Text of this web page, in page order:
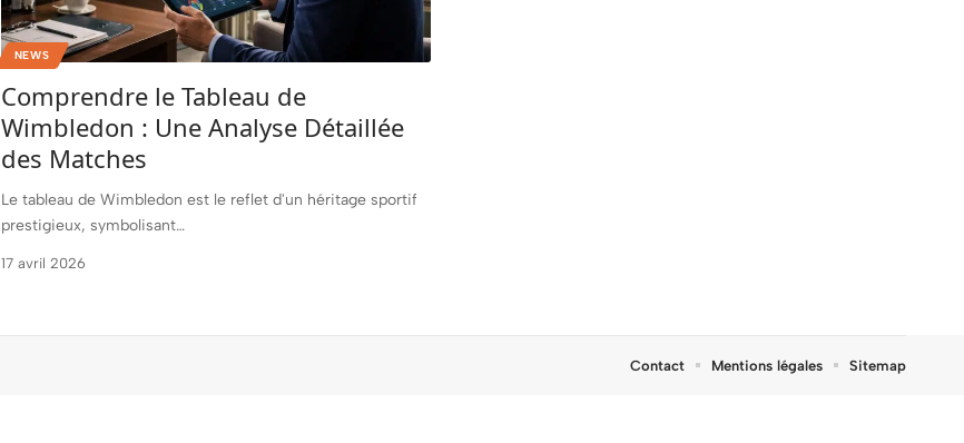
NEWS
Comprendre le Tableau de
Wimbledon : Une Analyse Détaillée
des Matches
Le tableau de Wimbledon est le reflet d'un héritage sportif
prestigieux, symbolisant…
17 avril 2026
Contact Mentions légales Sitemap